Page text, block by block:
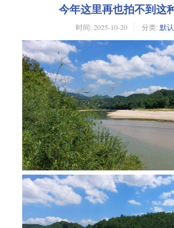
今年这里再也拍不到这
时间: 2025-10-20 分类: 默